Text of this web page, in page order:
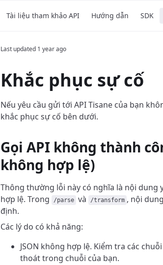
Tài liệu tham khảo API Hướng dẫn SDK
Last updated 1 year ago
Khắc phục sự cố
Nếu yêu cầu gửi tới API Tisane của bạn
khắc phục sự cố bên dưới.
Gọi API không thành
không hợp lệ)
Thông thường lỗi này có nghĩa là nội
hợp lệ. Trong
/parse và /transform , nội
định.
Các lý do có khả năng:
JSON không hợp lệ. Kiểm tra các
thoát trong chuỗi của bạn.